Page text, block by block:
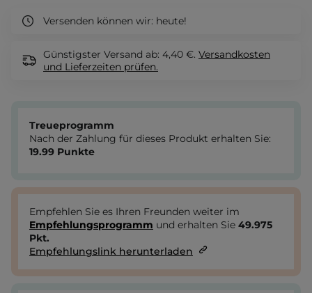
Versenden können wir: heute!
Günstigster Versand ab: 4,40 €. Versandkosten
und Lieferzeiten prüfen.
Treueprogramm
Nach der Zahlung für dieses Produkt erhalten Sie:
19.99 Punkte
Empfehlen Sie es Ihren Freunden weiter im
Empfehlungsprogramm und erhalten Sie 49.975
Pkt.
Empfehlungslink herunterladen